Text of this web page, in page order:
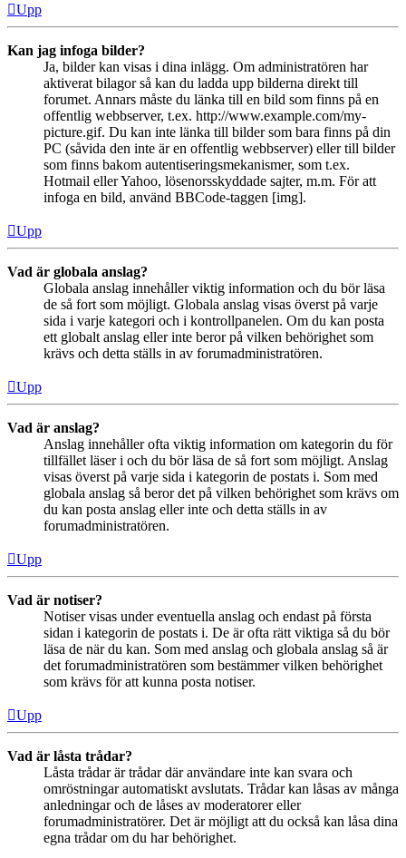
Upp
Kan jag infoga bilder?
Ja, bilder kan visas i dina inlägg. Om administratören har
aktiverat bilagor så kan du ladda upp bilderna direkt till
forumet. Annars måste du länka till en bild som finns på en
offentlig webbserver, t.ex. http://www.example.com/my-
picture.gif. Du kan inte länka till bilder som bara finns på din
PC (såvida den inte är en offentlig webbserver) eller till bilder
som finns bakom autentiseringsmekanismer, som t.ex.
Hotmail eller Yahoo, lösenorsskyddade sajter, m.m. För att
infoga en bild, använd BBCode-taggen [img].
Upp
Vad är globala anslag?
Globala anslag innehåller viktig information och du bör läsa
de så fort som möjligt. Globala anslag visas överst på varje
sida i varje kategori och i kontrollpanelen. Om du kan posta
ett globalt anslag eller inte beror på vilken behörighet som
krävs och detta ställs in av forumadministratören.
Upp
Vad är anslag?
Anslag innehåller ofta viktig information om kategorin du för
tillfället läser i och du bör läsa de så fort som möjligt. Anslag
visas överst på varje sida i kategorin de postats i. Som med
globala anslag så beror det på vilken behörighet som krävs om
du kan posta anslag eller inte och detta ställs in av
forumadministratören.
Upp
Vad är notiser?
Notiser visas under eventuella anslag och endast på första
sidan i kategorin de postats i. De är ofta rätt viktiga så du bör
läsa de när du kan. Som med anslag och globala anslag så är
det forumadministratören som bestämmer vilken behörighet
som krävs för att kunna posta notiser.
Upp
Vad är låsta trådar?
Låsta trådar är trådar där användare inte kan svara och
omröstningar automatiskt avslutats. Trådar kan låsas av många
anledningar och de låses av moderatorer eller
forumadministratörer. Det är möjligt att du också kan låsa dina
egna trådar om du har behörighet.